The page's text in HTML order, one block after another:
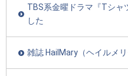
TBS系金曜ドラマ『Tシャ
した
雑誌 HailMary（ヘイルメ